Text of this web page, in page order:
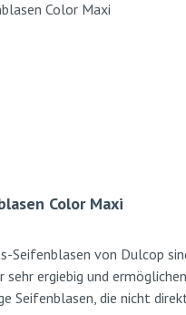
Color Maxi
Seifenblasen von Dulcop
sehr ergiebig und
Seifenblasen, die nicht